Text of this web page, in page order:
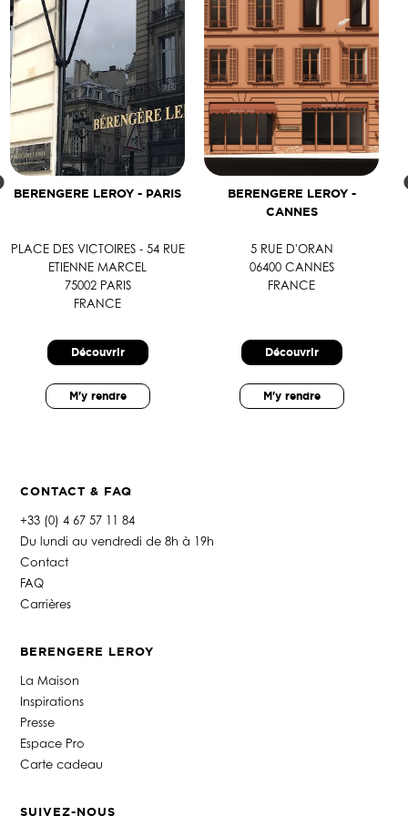
BERENGERE LEROY - PARIS
PLACE DES VICTOIRES - 54 RUE
ETIENNE MARCEL
75002 PARIS
FRANCE
Découvrir
M'y rendre
BERENGERE LEROY -
CANNES
5 RUE D'ORAN
06400 CANNES
FRANCE
Découvrir
M'y rendre
CONTACT & FAQ
+33 (0) 4 67 57 11 84
Du lundi au vendredi de 8h à 19h
Contact
FAQ
Carrières
BERENGERE LEROY
La Maison
Inspirations
Presse
Espace Pro
Carte cadeau
SUIVEZ-NOUS